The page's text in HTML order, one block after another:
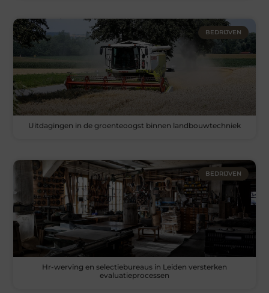
BEDRIJVEN
Uitdagingen in de groenteoogst binnen landbouwtechniek
BEDRIJVEN
Hr-werving en selectiebureaus in Leiden versterken
evaluatieprocessen